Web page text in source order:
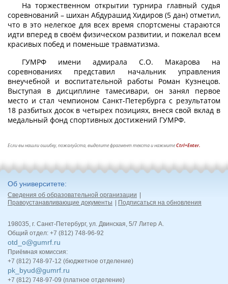
На торжественном открытии турнира главный судья
соревнований – шихан Абдурашид Хидиров (5 дан) отметил,
что в это нелегкое для всех время спортсмены стараются
идти вперед в своём физическом развитии, и пожелал всем
красивых побед и поменьше травматизма.
ГУМРФ имени адмирала С.О. Макарова на
соревнованиях представил начальник управления
внеучебной и воспитательной работы Роман Кузнецов.
Выступая в дисциплине тамесивари, он занял первое
место и стал чемпионом Санкт-Петербурга с результатом
18 разбитых досок в четырех позициях, внеся свой вклад в
медальный фонд спортивных достижений ГУМРФ.
Если вы нашли ошибку, пожалуйста, выделите фрагмент текста и нажмитеCtrl+Enter.
Об университете
Сведения об образовательной организации
Правоустанавливающие документы
Подписаться на обновления
198035, г. Санкт-Петербург, ул. Двинская, 5/7 Литер А.
Общий отдел: +7 (812) 748-96-92
otd_o@gumrf.ru
Приёмная комиссия:
+7 (812) 748-97-12 (бюджетное отделение)
pk_byud@gumrf.ru
+7 (812) 748-97-09 (платное отделение)